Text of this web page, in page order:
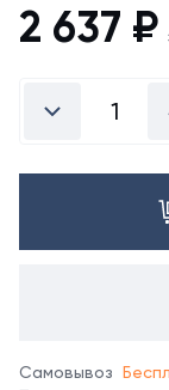
2 637 ₽
Самовывоз